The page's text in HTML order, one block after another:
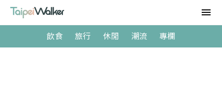
飲食 旅行 休閒 潮流 專欄